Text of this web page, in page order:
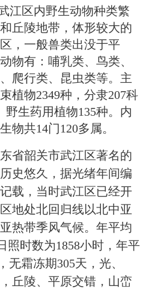
江区内野生动物种类繁
丘陵地带，体形较大的
，一般兽类出没于平
物有：哺乳类、鸟类、
爬行类、昆虫类等。主
植物2349种，分隶207科
野生药用植物135种。内
物共14门120多属。
省韶关市武江区著名的
史悠久，据光绪年间编
载，当时武江区已经开
地处北回归线以北中亚
热带季风气候。年平均
照时数为1858小时，年平
无霜冻期305天，光、
丘陵、平原交错，山峦